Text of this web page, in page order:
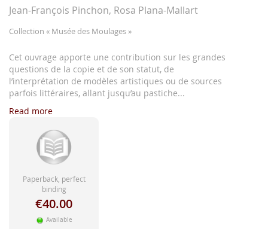
beginning
of
the
gallery
Jean-François Pinchon, Rosa Plana-Mallart
Collection « Musée des Moulages »
Cet ouvrage apporte une contribution sur les grandes
questions de la copie et de son statut, de
l’interprétation de modèles artistiques ou de sources
parfois littéraires, allant jusqu’au pastiche...
Read more
Paperback, perfect
binding
€40.00
Available